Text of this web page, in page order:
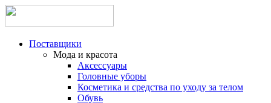
Поставщики
Мода и красота
Аксессуары
Головные уборы
Косметика и средства по уходу за телом
Обувь